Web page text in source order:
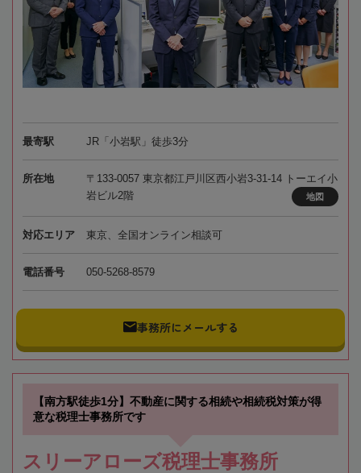
最寄駅 JR「小岩駅」徒歩3分
所在地
〒133-0057 東京都江戸川区西小岩3-31-14 トーエイ小
岩ビル2階
地図
対応エリア 東京、全国オンライン相談可
電話番号 050-5268-8579
事務所にメールする
【南方駅徒歩1分】不動産に関する相続や相続税対策が得
意な税理士事務所です
スリーアローズ税理士事務所